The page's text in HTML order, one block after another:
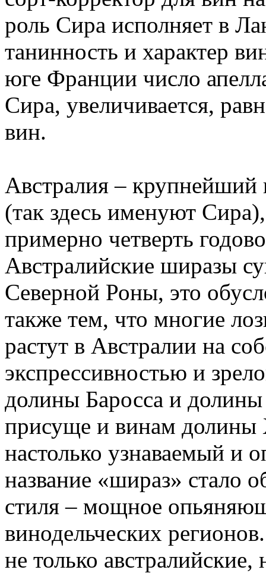
роль Сира исполняет в
танинность и характер
юге Франции число
Сира, увеличивается,
вин.
Австралия – крупнейший
(так здесь именуют
примерно четверть
Австралийские ширазы
Северной Роны, это
также тем, что многие
растут в Австралии на
экспрессивностью и
долины Баросса и
присуще и винам долины
настолько узнаваемый и
название «шираз» стало
стиля – мощное
винодельческих
не только